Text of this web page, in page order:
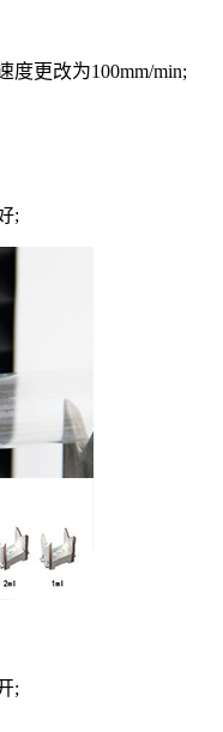
更改为100mm/min;
;
;